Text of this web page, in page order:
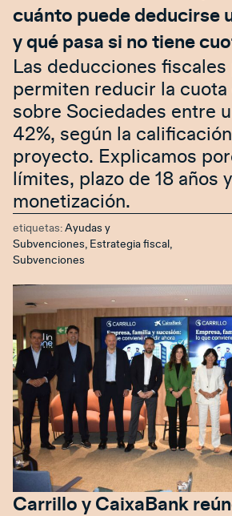
cuánto puede deducirse
y qué pasa si no tiene
Las deducciones fiscales
permiten reducir la
sobre Sociedades entre
42%, según la calificación
proyecto. Explicamos
límites, plazo de 18 años y
monetización.
etiquetas: Ayudas y
Subvenciones Estrategia fiscal
Subvenciones
Carrillo y CaixaBank